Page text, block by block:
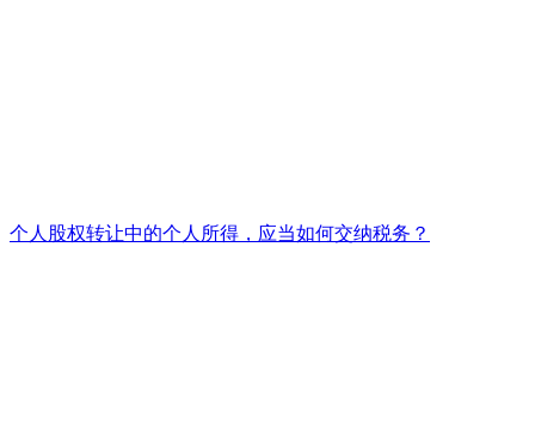
个人股权转让中的个人所得，应当如何交纳税务？